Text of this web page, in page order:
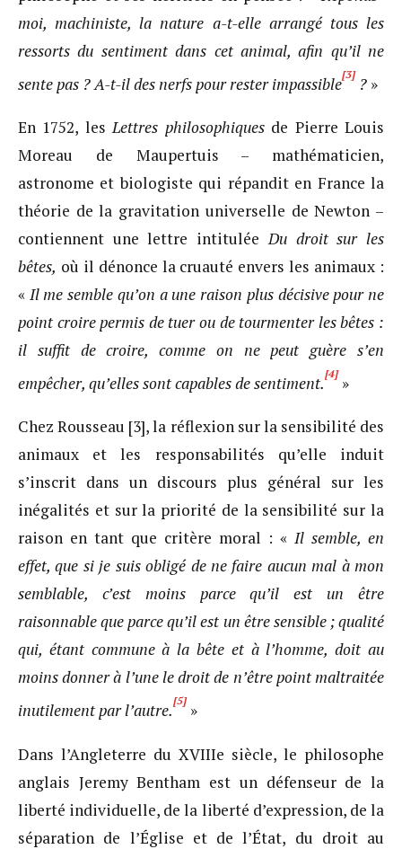
moi, machiniste, la nature a-t-elle arrangé tous les
ressorts du sentiment dans cet animal, afin qu’il ne
sente pas ? A-t-il des nerfs pour rester impassible[3] ? »
En 1752, lesLettres philosophiquesde Pierre Louis
Moreau de Maupertuis – mathématicien,
astronome et biologiste qui répandit en France la
théorie de la gravitation universelle de Newton –
contiennent une lettre intituléeDu droit sur les
bêtes, où il dénonce la cruauté envers les animaux :
« Il me semble qu’on a une raison plus décisive pour ne
point croire permis de tuer ou de tourmenter les bêtes :
il suffit de croire, comme on ne peut guère s’en
empêcher, qu’elles sont capables de sentiment.[4] »
Chez Rousseau [3], la réflexion sur la sensibilité des
animaux et les responsabilités qu’elle induit
s’inscrit dans un discours plus général sur les
inégalités et sur la priorité de la sensibilité sur la
raison en tant que critère moral : « Il semble, en
effet, que si je suis obligé de ne faire aucun mal à mon
semblable, c’est moins parce qu’il est un être
raisonnable que parce qu’il est un être sensible ; qualité
qui, étant commune à la bête et à l’homme, doit au
moins donner à l’une le droit de n’être point maltraitée
inutilement par l’autre.[5] »
Dans l’Angleterre du XVIIIe siècle, le philosophe
anglais Jeremy Bentham est un défenseur de la
liberté individuelle, de la liberté d’expression, de la
séparation de l’Église et de l’État, du droit au